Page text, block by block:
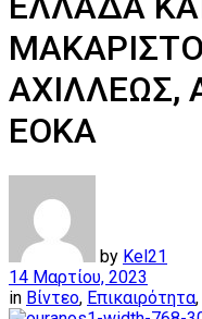
ΑΧΙΛΛΕΩΣ,
ΕΟΚΑ
by Kel21
14 Μαρτίου, 2023
in Βίντεο, Επικαιρότητα,